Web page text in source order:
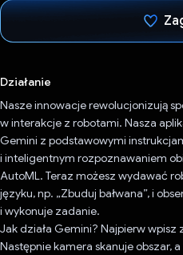
Działanie
Nasze innowacje rewolucjonizują
w interakcje z robotami. Nasza
Gemini z podstawowymi
i inteligentnym rozpoznawaniem
AutoML. Teraz możesz wydawać
języku, np. „Zbuduj bałwana”, i
i wykonuje zadanie.
Jak działa Gemini? Najpierw
Następnie kamera skanuje obszar,